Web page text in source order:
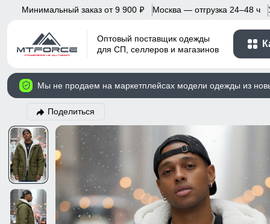
Минимальный заказ от 9 900 p Москва — отгрузка 24–48 ч
Оптовый поставщик одежды
для СП, селлеров и магазинов
Мы не продаем на маркетплейсах модели одежды из
Поделиться